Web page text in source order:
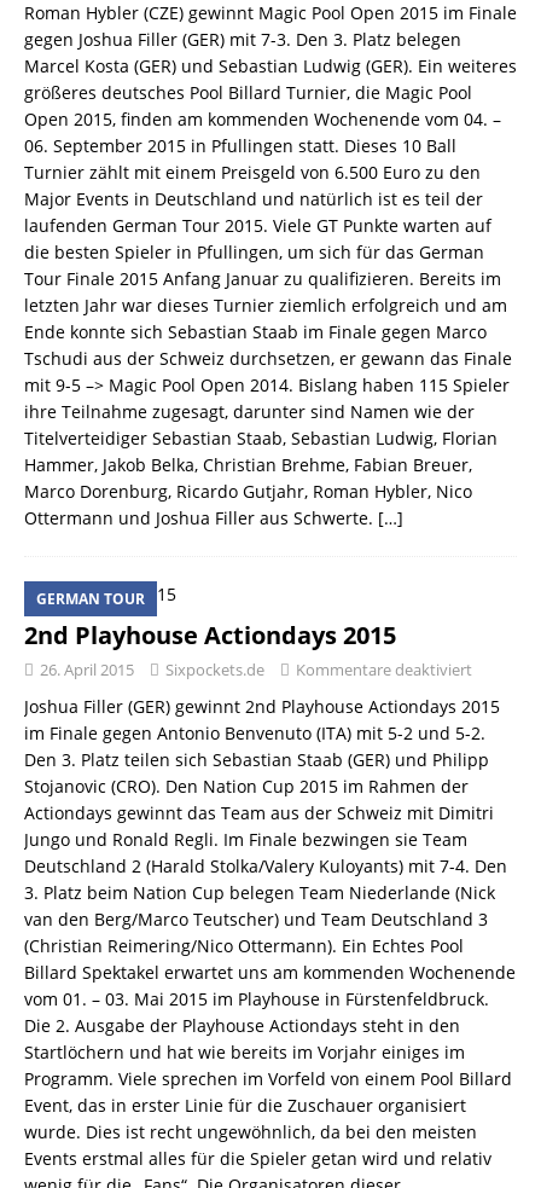
Roman Hybler (CZE) gewinnt Magic Pool Open 2015 im Finale
gegen Joshua Filler (GER) mit 7-3. Den 3. Platz belegen
Marcel Kosta (GER) und Sebastian Ludwig (GER). Ein weiteres
größeres deutsches Pool Billard Turnier, die Magic Pool
Open 2015, finden am kommenden Wochenende vom 04. –
06. September 2015 in Pfullingen statt. Dieses 10 Ball
Turnier zählt mit einem Preisgeld von 6.500 Euro zu den
Major Events in Deutschland und natürlich ist es teil der
laufenden German Tour 2015. Viele GT Punkte warten auf
die besten Spieler in Pfullingen, um sich für das German
Tour Finale 2015 Anfang Januar zu qualifizieren. Bereits im
letzten Jahr war dieses Turnier ziemlich erfolgreich und am
Ende konnte sich Sebastian Staab im Finale gegen Marco
Tschudi aus der Schweiz durchsetzen, er gewann das Finale
mit 9-5 –> Magic Pool Open 2014. Bislang haben 115 Spieler
ihre Teilnahme zugesagt, darunter sind Namen wie der
Titelverteidiger Sebastian Staab, Sebastian Ludwig, Florian
Hammer, Jakob Belka, Christian Brehme, Fabian Breuer,
Marco Dorenburg, Ricardo Gutjahr, Roman Hybler, Nico
Ottermann und Joshua Filler aus Schwerte. […]
GERMAN TOUR
2nd Playhouse Actiondays 2015
26. April 2015 Sixpockets.de Kommentare deaktiviert
Joshua Filler (GER) gewinnt 2nd Playhouse Actiondays 2015
im Finale gegen Antonio Benvenuto (ITA) mit 5-2 und 5-2.
Den 3. Platz teilen sich Sebastian Staab (GER) und Philipp
Stojanovic (CRO). Den Nation Cup 2015 im Rahmen der
Actiondays gewinnt das Team aus der Schweiz mit Dimitri
Jungo und Ronald Regli. Im Finale bezwingen sie Team
Deutschland 2 (Harald Stolka/Valery Kuloyants) mit 7-4. Den
3. Platz beim Nation Cup belegen Team Niederlande (Nick
van den Berg/Marco Teutscher) und Team Deutschland 3
(Christian Reimering/Nico Ottermann). Ein Echtes Pool
Billard Spektakel erwartet uns am kommenden Wochenende
vom 01. – 03. Mai 2015 im Playhouse in Fürstenfeldbruck.
Die 2. Ausgabe der Playhouse Actiondays steht in den
Startlöchern und hat wie bereits im Vorjahr einiges im
Programm. Viele sprechen im Vorfeld von einem Pool Billard
Event, das in erster Linie für die Zuschauer organisiert
wurde. Dies ist recht ungewöhnlich, da bei den meisten
Events erstmal alles für die Spieler getan wird und relativ